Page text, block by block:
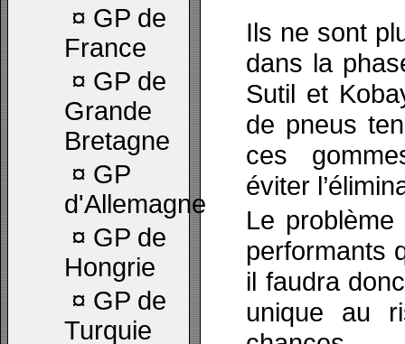
¤ GP de
France
¤ GP de
Grande
Bretagne
¤ GP
d'Allemagne
¤ GP de
Hongrie
¤ GP de
Turquie
Ils ne sont
dans la
Sutil et
de pneus
ces
éviter
Le
performants
il faudra
unique au